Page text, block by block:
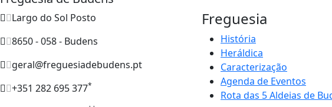
Largo do Sol Posto
8650 - 058 - Budens
geral@freguesiadebudens.pt
+351 282 695 377*
Freguesia
História
Heráldica
Caracterização
Agenda de Eventos
Rota das 5 Aldeias de